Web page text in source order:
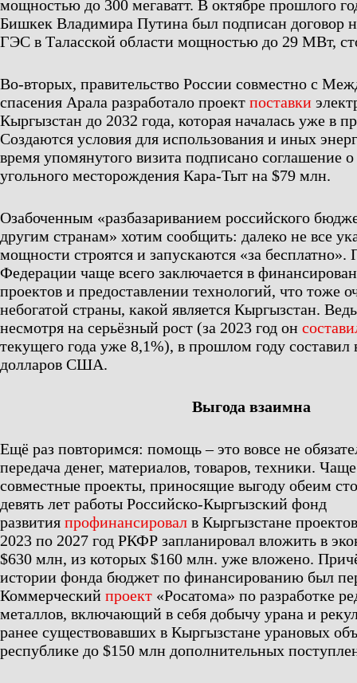
мощностью до 300 мегаватт. В октябре прошлого
Бишкек Владимира Путина был подписан договор
ГЭС в Таласской области мощностью до 29 МВт,
Во-вторых, правительство России совместно с
спасения Арала разработало проект поставки
Кыргызстан до 2032 года, которая началась уже в
Создаются условия для использования и иных
время упомянутого визита подписано соглашение о
угольного месторождения Кара-Тыт на $79 млн.
Озабоченным «разбазариванием российского
другим странам» хотим сообщить: далеко не все
мощности строятся и запускаются «за
Федерации чаще всего заключается в
проектов и предоставлении технологий, что тоже
небогатой страны, какой является Кыргызстан.
несмотря на серьёзный рост (за 2023 год он
текущего года уже 8,1%), в прошлом году составил
долларов США.
Выгода взаимна
Ещё раз повторимся: помощь – это вовсе не
передача денег, материалов, товаров, техники.
совместные проекты, приносящие выгоду обеим
девять лет работы Российско-Кыргызский фонд
развития профинансировал в Кыргызстане
2023 по 2027 год РКФР запланировал вложить в
$630 млн, из которых $160 млн. уже вложено.
истории фонда бюджет по финансированию был
Коммерческий проект «Росатома» по разработке
металлов, включающий в себя добычу урана и
ранее существовавших в Кыргызстане урановых
республике до $150 млн дополнительных